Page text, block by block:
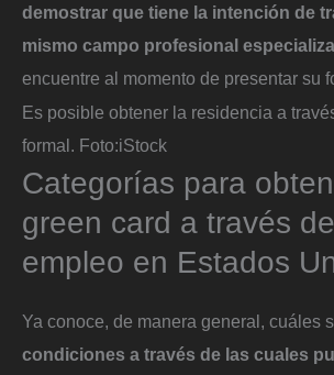
demostrar que tiene la intención de
mismo campo profesional
encuentre al momento de presentar su
Es posible obtener la residencia a
formal. Foto:iStock
Categorías para
green card a través
empleo en Estados
Ya conoce, de manera general, cuáles
condiciones a través de las cuales